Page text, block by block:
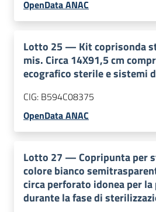
OpenData ANAC
Lotto 25— Kit coprisonda
mis. Circa 14X91,5 cm
ecografico sterile e sistemi
CIG: B594C08375
OpenData ANAC
Lotto 27 —Copripunta per
colore bianco
circa perforato idonea per
durante la fase di